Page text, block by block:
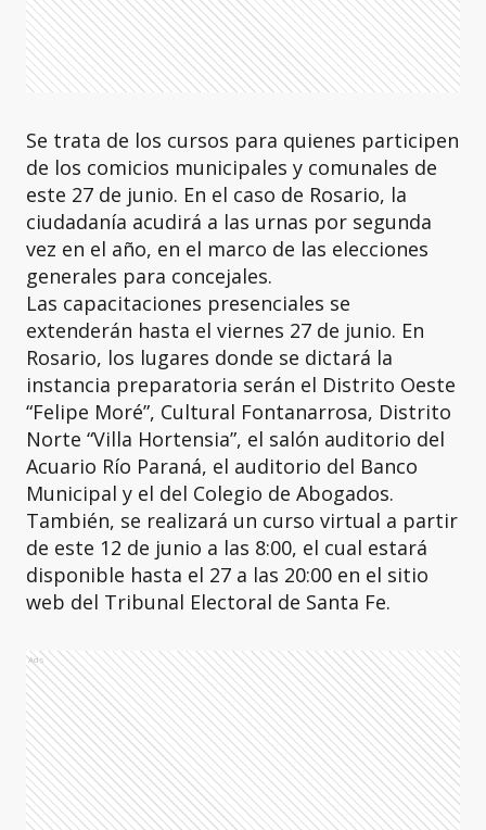
Se trata de los cursos para quienes participen
de los comicios municipales y comunales de
este 27 de junio. En el caso de Rosario, la
ciudadanía acudirá a las urnas por segunda
vez en el año, en el marco de las elecciones
generales para concejales.
Las capacitaciones presenciales se
extenderán hasta el viernes 27 de junio. En
Rosario, los lugares donde se dictará la
instancia preparatoria serán el Distrito Oeste
“Felipe Moré”, Cultural Fontanarrosa, Distrito
Norte “Villa Hortensia”, el salón auditorio del
Acuario Río Paraná, el auditorio del Banco
Municipal y el del Colegio de Abogados.
También, se realizará un curso virtual a partir
de este 12 de junio a las 8:00, el cual estará
disponible hasta el 27 a las 20:00 en el sitio
web del Tribunal Electoral de Santa Fe.
Ads